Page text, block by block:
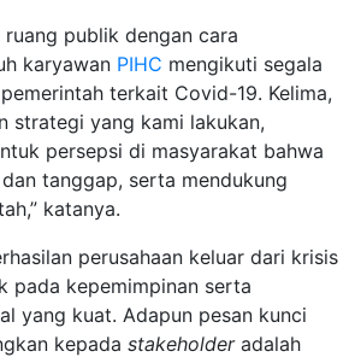
ruang publik dengan cara
karyawan PIHC mengikuti segala
terkait Covid-19. Kelima,
strategi yang kami lakukan,
persepsi di masyarakat bahwa
tanggap, serta mendukung
katanya.
perusahaan keluar dari krisis
pada kepemimpinan serta
yang kuat. Adapun pesan kunci
kepada stakeholder adalah